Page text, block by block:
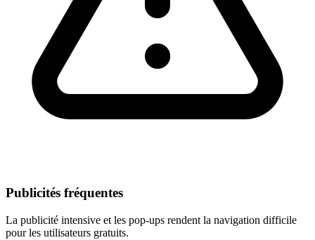
Publicités fréquentes
La publicité intensive et les pop-ups rendent la navigation difficile
pour les utilisateurs gratuits.